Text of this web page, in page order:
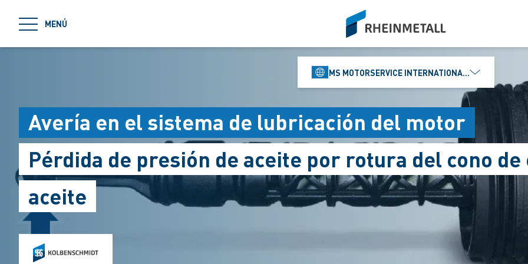
MENÚ
siteLogo
MS MOTORSERVICE INTERNATIONAL GMBH
Avería en el sistema de lubricación del motor
Pérdida de presión de aceite por rotura del cono
aceite